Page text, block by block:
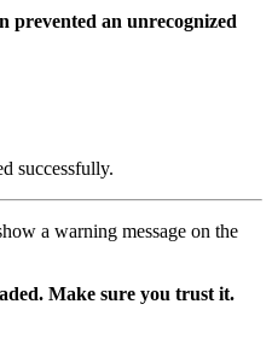
prevented an unrecognized
successfully.
a warning message on the
Make sure you trust it.